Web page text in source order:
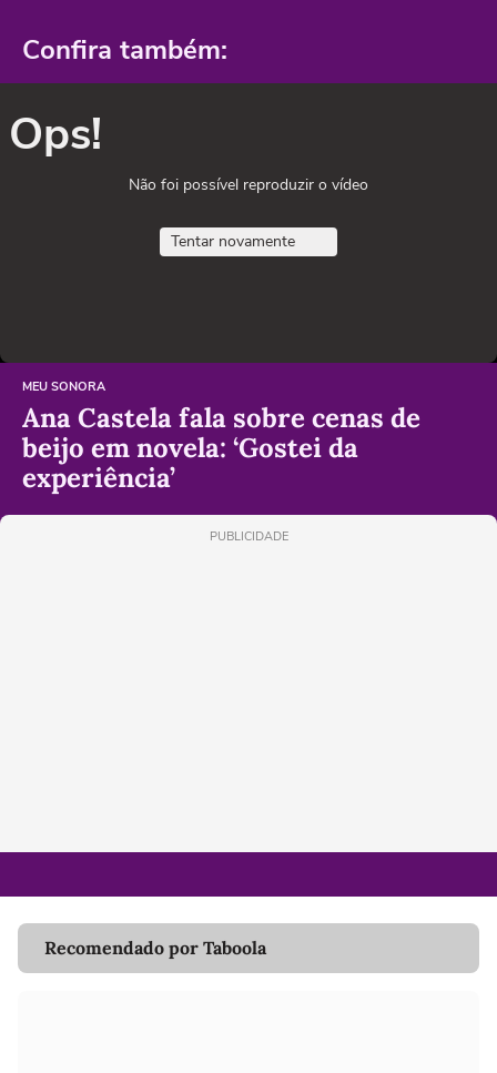
Confira também:
Ops!
Não foi possível reproduzir o vídeo
Tentar novamente
MEU SONORA
Ana Castela fala sobre cenas de
beijo em novela: ‘Gostei da
experiência’
PUBLICIDADE
Recomendado por Taboola